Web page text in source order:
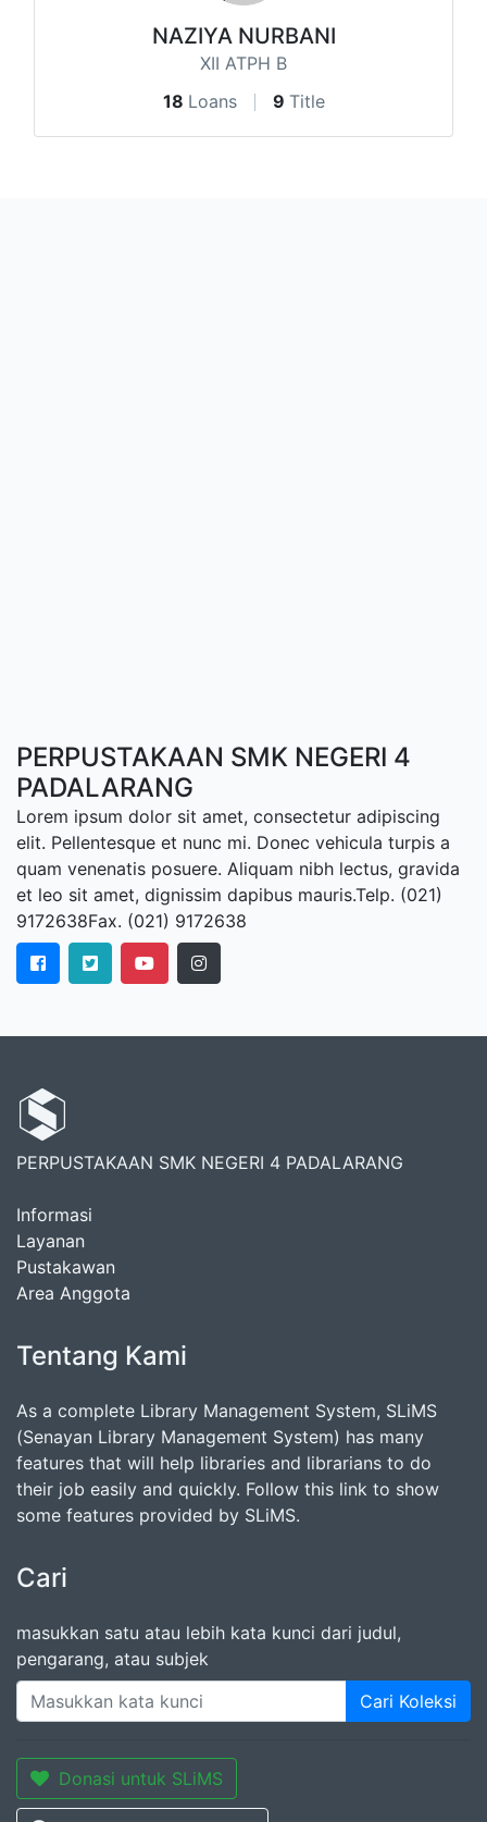
NAZIYA NURBANI
XII ATPH B
18 Loans 9 Title
PERPUSTAKAAN SMK NEGERI 4
PADALARANG
Lorem ipsum dolor sit amet, consectetur adipiscing
elit. Pellentesque et nunc mi. Donec vehicula turpis a
quam venenatis posuere. Aliquam nibh lectus, gravida
et leo sit amet, dignissim dapibus mauris.Telp. (021)
9172638Fax. (021) 9172638
PERPUSTAKAAN SMK NEGERI 4 PADALARANG
Informasi
Layanan
Pustakawan
Area Anggota
Tentang Kami
As a complete Library Management System, SLiMS
(Senayan Library Management System) has many
features that will help libraries and librarians to do
their job easily and quickly. Follow this link to show
some features provided by SLiMS.
Cari
masukkan satu atau lebih kata kunci dari judul,
pengarang, atau subjek
Cari Koleksi
Donasi untuk SLiMS